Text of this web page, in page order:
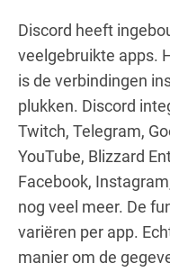
Discord heeft
veelgebruikte apps.
is de verbindingen
plukken. Discord
Twitch, Telegram,
YouTube, Blizzard
Facebook,
nog veel meer. De
variëren per app.
manier om de